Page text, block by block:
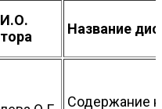
Название
Содержание